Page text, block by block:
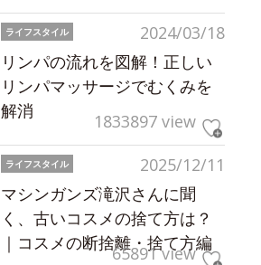
2024/03/18
ライフスタイル
リンパの流れを図解！正しい
リンパマッサージでむくみを
解消
1833897 view
2025/12/11
ライフスタイル
マシンガンズ滝沢さんに聞
く、古いコスメの捨て方は？
｜コスメの断捨離・捨て方編
65891 view